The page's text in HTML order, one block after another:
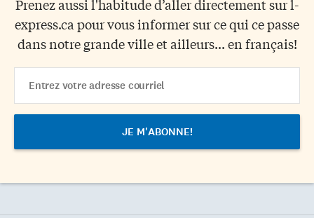
Prenez aussi l'habitude d’aller directement sur l-
express.ca pour vous informer sur ce qui ce passe
dans notre grande ville et ailleurs... en français!
Address